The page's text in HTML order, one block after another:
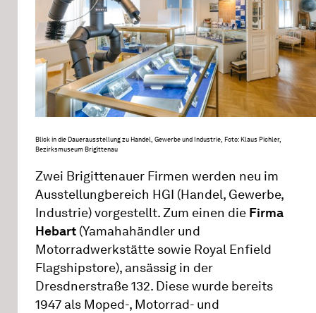
Blick in die Dauerausstellung zu Handel, Gewerbe und Industrie, Foto: Klaus Pichler,
Bezirksmuseum Brigittenau
Zwei Brigittenauer Firmen werden neu im
Ausstellungbereich HGI (Handel, Gewerbe,
Industrie) vorgestellt. Zum einen die Firma
Hebart (Yamahahändler und
Motorradwerkstätte sowie Royal Enfield
Flagshipstore), ansässig in der
Dresdnerstraße 132. Diese wurde bereits
1947 als Moped-, Motorrad- und